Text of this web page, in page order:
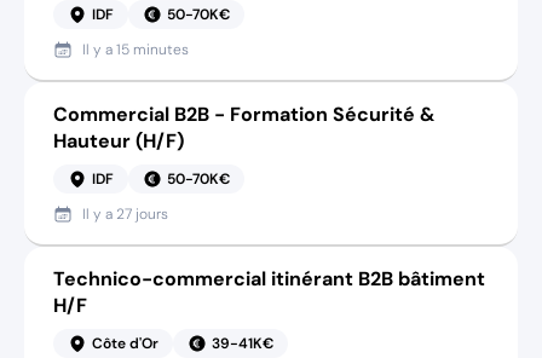
IDF
50-70K€
Il y a15 minutes
Commercial B2B - Formation Sécurité &
Hauteur (H/F)
IDF
50-70K€
Il y a 27 jours
Technico-commercial itinérant B2B bâtiment
H/F
Côte d'Or
39-41K€